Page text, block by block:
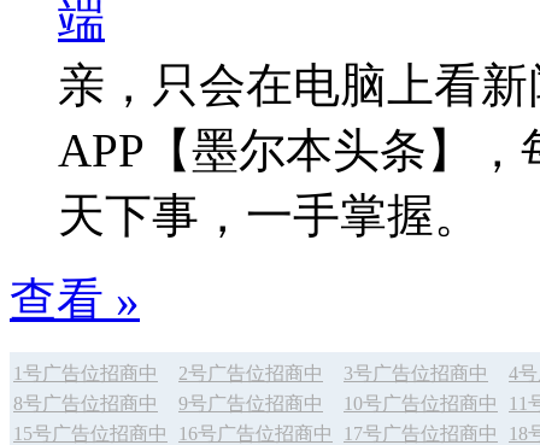
亲，只会在电脑上看
APP【墨尔本头条】
天下事，一手掌握。
查看 »
1号广告位招商中 2号广告位招商中 3号广告位招商中
4
8号广告位招商中
9号广告位招商中 10号广告位招商中
11
15号广告位招商中
16号广告位招商中 17号广告位招商中
18